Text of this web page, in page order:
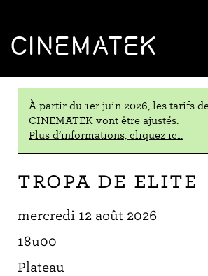
CINEMATEK
À partir du 1er juin 2026, les tarifs
CINEMATEK vont être ajustés.
Plus d’informations, cliquez ici.
Tropa de elite
mercredi 12 août 2026
18u00
Plateau